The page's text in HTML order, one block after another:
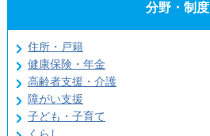
分野・制度
住所・戸籍
健康保険・年金
高齢者支援・介護
障がい支援
子ども・子育て